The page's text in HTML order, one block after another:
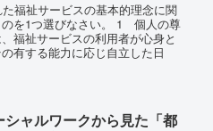
福祉サービスの基本的理念に関
を1つ選びなさい。 1 個人の尊
福祉サービスの利用者が心身と
有する能力に応じ自立した日
シャルワークから見た「都